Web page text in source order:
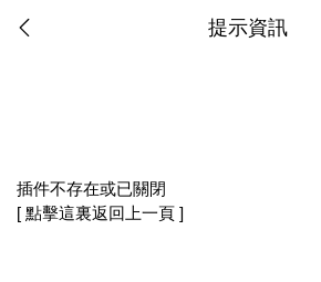
提示資訊
插件不存在或已關閉
[ 點擊這裏返回上一頁 ]